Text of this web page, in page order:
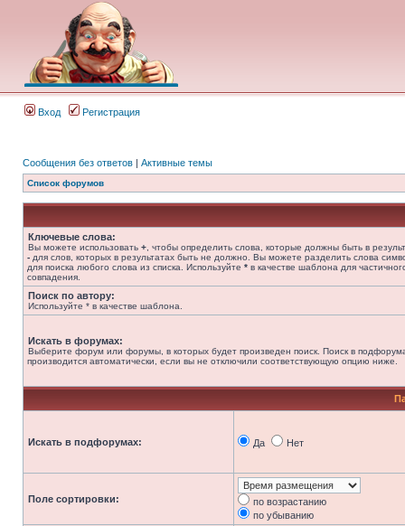
Вход Регистрация
Сообщения без ответов | Активные темы
Список форумов
Ключевые слова:
Вы можете использовать + , чтобы определить слова, которые должны быть в
- для слов, которых в результатах быть не должно. Вы можете разделить слова
для поиска любого слова из списка. Используйте * в качестве шаблона для
совпадения.
Поиск по автору:
Используйте * в качестве шаблона.
Искать в форумах:
Выберите форум или форумы, в которых будет произведен поиск. Поиск в
производится автоматически, если вы не отключили соответствующую опцию ниже.
Искать в подфорумах: Да Нет
Поле сортировки:
по возрастанию
по убыванию